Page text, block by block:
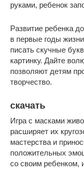
руками, ребенок
Развитие ребенка
в первые годы
писать скучные
картинку. Дайте
позволяют детям
творчество.
скачать
Игра с масками
расширяет их
мастерства и
положительных
со своим ребенком,